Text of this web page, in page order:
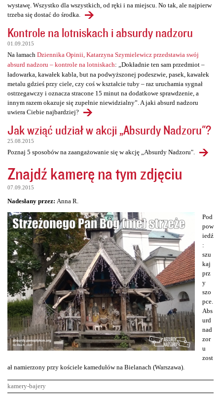
wystawę. Wszystko dla wszystkich, od ręki i na miejscu. No tak, ale najpierw
trzeba się dostać do środka.
Kontrole na lotniskach i absurdy nadzoru
01.09.2015
Na łamach Dziennika Opinii, Katarzyna Szymielewicz przedstawia swój
absurd nadzoru – kontrole na lotniskach: „Dokładnie ten sam przedmiot –
ładowarka, kawałek kabla, but na podwyższonej podeszwie, pasek, kawałek
metalu gdzieś przy ciele, czy coś w kształcie tuby – raz uruchamia sygnał
ostrzegawczy i oznacza stracone 15 minut na dodatkowe sprawdzenie, a
innym razem okazuje się zupełnie niewidzialny”. A jaki absurd nadzoru
uwiera Ciebie najbardziej?
Jak wziąć udział w akcji „Absurdy Nadzoru"?
25.08.2015
Poznaj 5 sposobów na zaangażowanie się w akcję „Absurdy Nadzoru".
Znajdź kamerę na tym zdjęciu
07.09.2015
Nadesłany przez: Anna R.
Pod
pow
iedź
:
szu
kaj
prz
y
szo
pce.
Abs
urd
nad
zor
u
zost
ał namierzony przy kościele kamedułów na Bielanach (Warszawa).
kamery-bajery